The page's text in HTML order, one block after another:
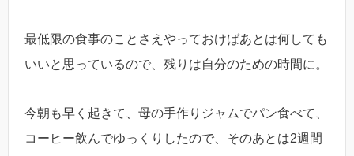
最低限の食事のことさえやっておけばあとは何しても
いいと思っているので、残りは自分のための時間に。
今朝も早く起きて、母の手作りジャムでパン食べて、
コーヒー飲んでゆっくりしたので、そのあとは2週間